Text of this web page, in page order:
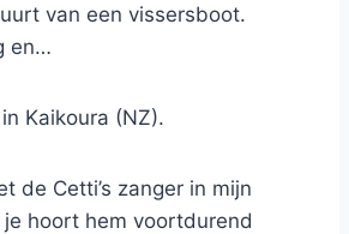
van een vissersboot.
en…
Kaikoura (NZ).
de Cetti’s zanger in mijn
hoort hem voortdurend